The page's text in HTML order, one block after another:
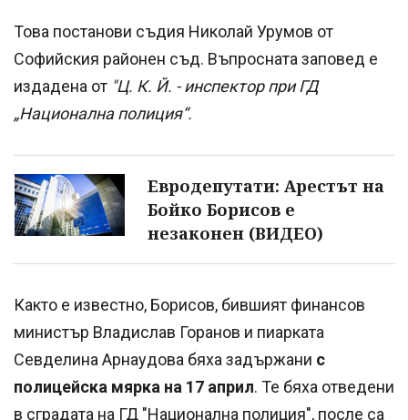
Това постанови съдия Николай Урумов от
Софийския районен съд. Въпросната заповед е
издадена от "Ц. К. Й. - инспектор при ГД
„Национална полиция“.
Евродепутати: Арестът на
Бойко Борисов е
незаконен (ВИДЕО)
Както е известно, Борисов, бившият финансов
министър Владислав Горанов и пиарката
Севделина Арнаудова бяха задържани с
полицейска мярка на 17 април. Те бяха отведени
в сградата на ГД "Национална полиция", после са